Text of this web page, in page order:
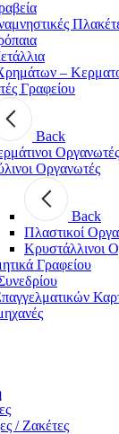
–
Γραφείου
Back
Οργανωτές
Οργανωτές
Back
Πλαστικοί
Κρυστάλλινοι
Γραφείου
/ Ζακέτες